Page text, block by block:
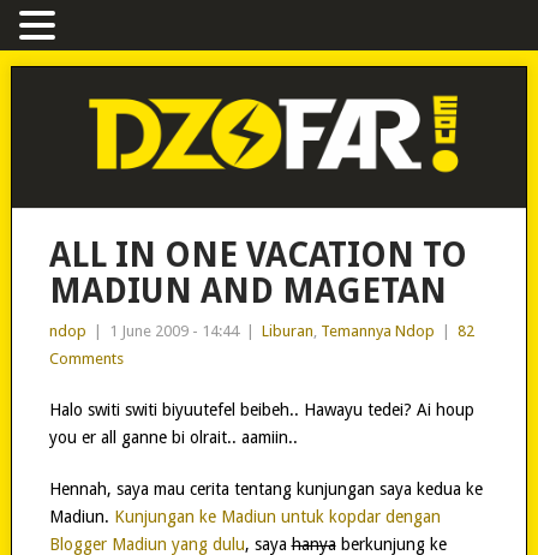
ALL IN ONE VACATION TO
MADIUN AND MAGETAN
ndop 1 June 2009 - 14:44 Liburan Temannya Ndop
82
Comments
Halo switi switi biyuutefel beibeh.. Hawayu tedei? Ai houp
you er all ganne bi olrait.. aamiin..
Hennah, saya mau cerita tentang kunjungan saya kedua ke
Madiun. Kunjungan ke Madiun untuk kopdar dengan
Blogger Madiun yang dulu, sayahanyaberkunjung ke